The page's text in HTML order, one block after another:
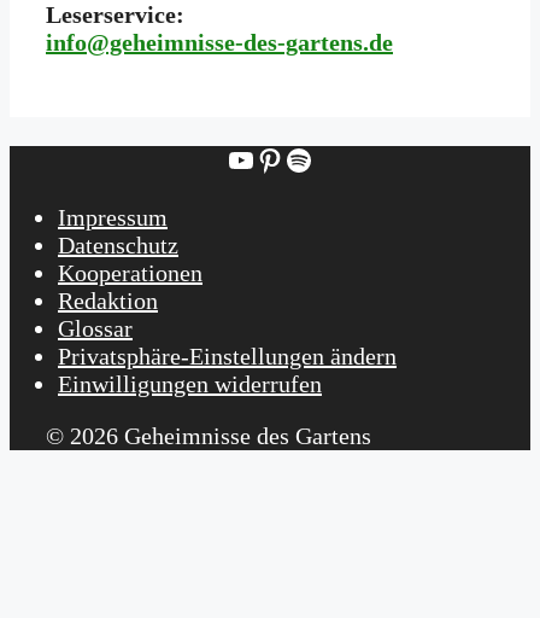
Leserservice:
info@geheimnisse-des-gartens.de
YouTube
Pinterest
Spotify
Impressum
Datenschutz
Kooperationen
Redaktion
Glossar
Privatsphäre-Einstellungen ändern
Einwilligungen widerrufen
© 2026 Geheimnisse des Gartens